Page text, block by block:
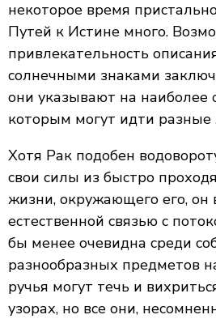
некоторое время
Путей к Истине много.
привлекательность
солнечными знаками
они указывают на наиболее
которым могут идти
Хотя Рак подобен
свои силы из быстро
жизни, окружающего его, он
естественной связью с
бы менее очевидна среди
разнообразных предметов
ручья могут течь и
узорах, но все они,